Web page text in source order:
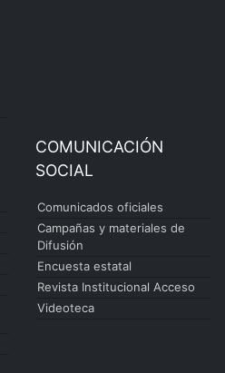
COMUNICACIÓN
SOCIAL
Comunicados oficiales
Campañas y materiales de
Difusión
Encuesta estatal
Revista Institucional Acceso
Videoteca